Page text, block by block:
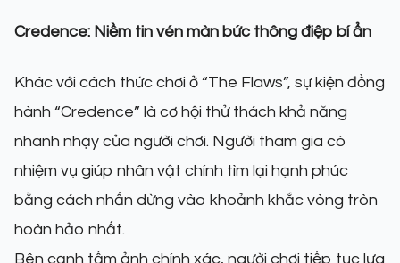
Credence: Niềm tin vén màn bức thông điệp bí ẩn
Khác với cách thức chơi ở “The Flaws”, sự kiện đồng
hành “Credence” là cơ hội thử thách khả năng
nhanh nhạy của người chơi. Người tham gia có
nhiệm vụ giúp nhân vật chính tìm lại hạnh phúc
bằng cách nhấn dừng vào khoảnh khắc vòng tròn
hoàn hảo nhất.
Bên cạnh tấm ảnh chính xác, người chơi tiếp tục lựa